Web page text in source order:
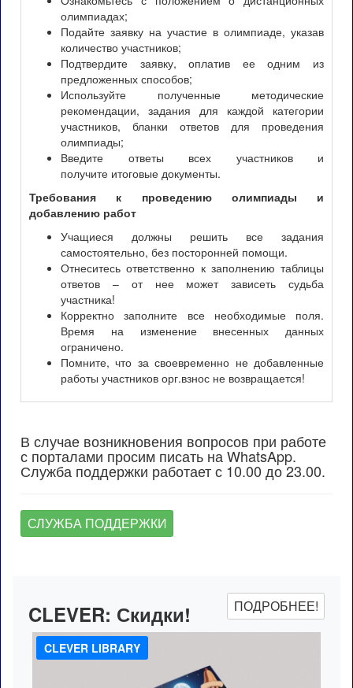
олимпиадах;
Подайте заявку на участие в олимпиаде, указав
количество участников;
Подтвердите заявку, оплатив ее одним из
предложенных способов;
Используйте полученные методические
рекомендации, задания для каждой категории
участников, бланки ответов для проведения
олимпиады;
Введите ответы всех участников и
получите итоговые документы.
Требования к проведению олимпиады и
добавлению работ
Учащиеся должны решить все задания
самостоятельно, без посторонней помощи.
Отнеситесь ответственно к заполнению таблицы
ответов – от нее может зависеть судьба
участника!
Корректно заполните все необходимые поля.
Время на изменение внесенных данных
ограничено.
Помните, что за своевременно не добавленные
работы участников орг.взнос не возвращается!
В случае возникновения вопросов при работе
с порталами просим писать на WhatsApp.
Служба поддержки работает с 10.00 до 23.00.
СЛУЖБА ПОДДЕРЖКИ
CLEVER: Скидки! ПОДРОБНЕЕ!
CLEVER LIBRARY